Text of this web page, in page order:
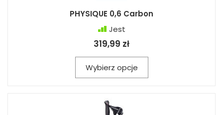
PHYSIQUE 0,6 Carbon
Jest
319,99 zł
Wybierz opcje